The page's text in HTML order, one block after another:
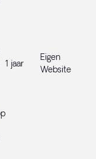
1 jaar
Eigen
Website